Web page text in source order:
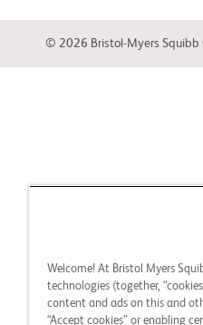
© 2026 Bristol-Myers Squibb
Welcome! At Bristol Myers
technologies (together,
content and ads on this and
“Accept cookies” or enabling